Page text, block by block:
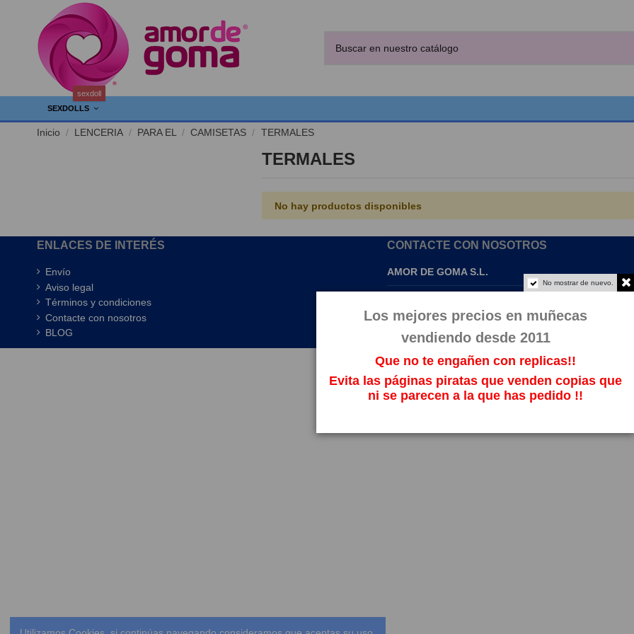
SEXDOLLS
sexdoll
Inicio LENCERIA PARA EL CAMISETAS TERMALES
TERMALES
No hay productos disponibles
ENLACES DE INTERÉS
Envío
Aviso legal
Términos y condiciones
Contacte con nosotros
BLOG
CONTACTE CON NOSOTROS
AMOR DE GOMA S.L.
No mostrar de nuevo.
Los mejores precios en muñecas
vendiendo desde 2011
Que no te engañen con replicas!!
Evita las páginas piratas que venden copias que
ni se parecen a la que has pedido !!